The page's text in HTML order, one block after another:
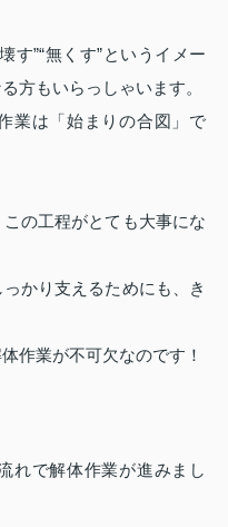
す”“無くす”というイメー
方もいらっしゃいます。
業は「始まりの合図」で
の工程がとても大事にな
かり支えるためにも、き
作業が不可欠なのです！
れで解体作業が進みまし